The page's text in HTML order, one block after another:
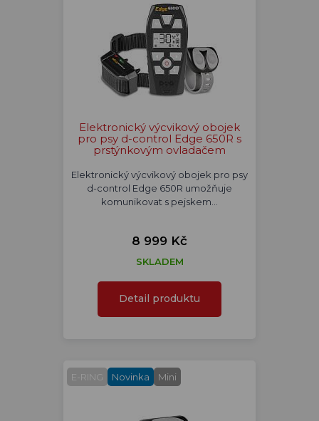
Elektronický výcvikový obojek
pro psy d-control Edge 650R s
prstýnkovým ovladačem
Elektronický výcvikový obojek pro psy
d-control Edge 650R umožňuje
komunikovat s pejskem…
8 999 Kč
SKLADEM
Detail produktu
E-RING Novinka Mini